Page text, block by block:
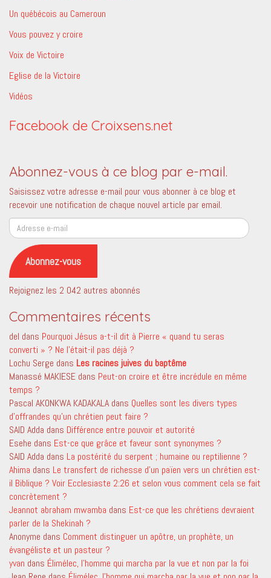
Un québécois au Cameroun
Vous pouvez y croire
Voix de Victoire
Eglise de la Victoire
Vidéos
Facebook de Croixsens.net
Abonnez-vous à ce blog par e-mail.
Saisissez votre adresse e-mail pour vous abonner à ce blog et
recevoir une notification de chaque nouvel article par email.
Adresse
e-
mail
Abonnez-vous
Rejoignez les 2 042 autres abonnés
Commentaires récents
del dans Pourquoi Jésus a-t-il dit à Pierre « quand tu seras
converti » ? Ne l’était-il pas déjà ?
Lochu Serge dans Les racines juives du baptême
Manassé MAKIESE dans Peut-on croire et être incrédule en même
temps ?
Pascal AKONKWA KADAKALA dans Quelles sont les divers types
d’offrandes qu’un chrétien peut faire ?
SAID Adda dans Différence entre pouvoir et autorité
Esehe dans Est-ce que grâce et faveur sont synonymes ?
SAID Adda dans La postérité du serpent ; humaine ou reptilienne ?
Ahima dans Le transfert de richesse d’un païen vers un chrétien est-
il Biblique ? Voir Ecclesiaste 2:26 et selon vous comment cela se fait
concrètement ?
Jeannot abraham mwamba dans Est-ce que les chrétiens devraient
parler de la Shekinah ?
Anonyme dans Comment distinguer un apôtre, un prophète, un
évangéliste et un pasteur ?
yvan dans Élimélec, l’homme qui marcha par la vue et non par la foi